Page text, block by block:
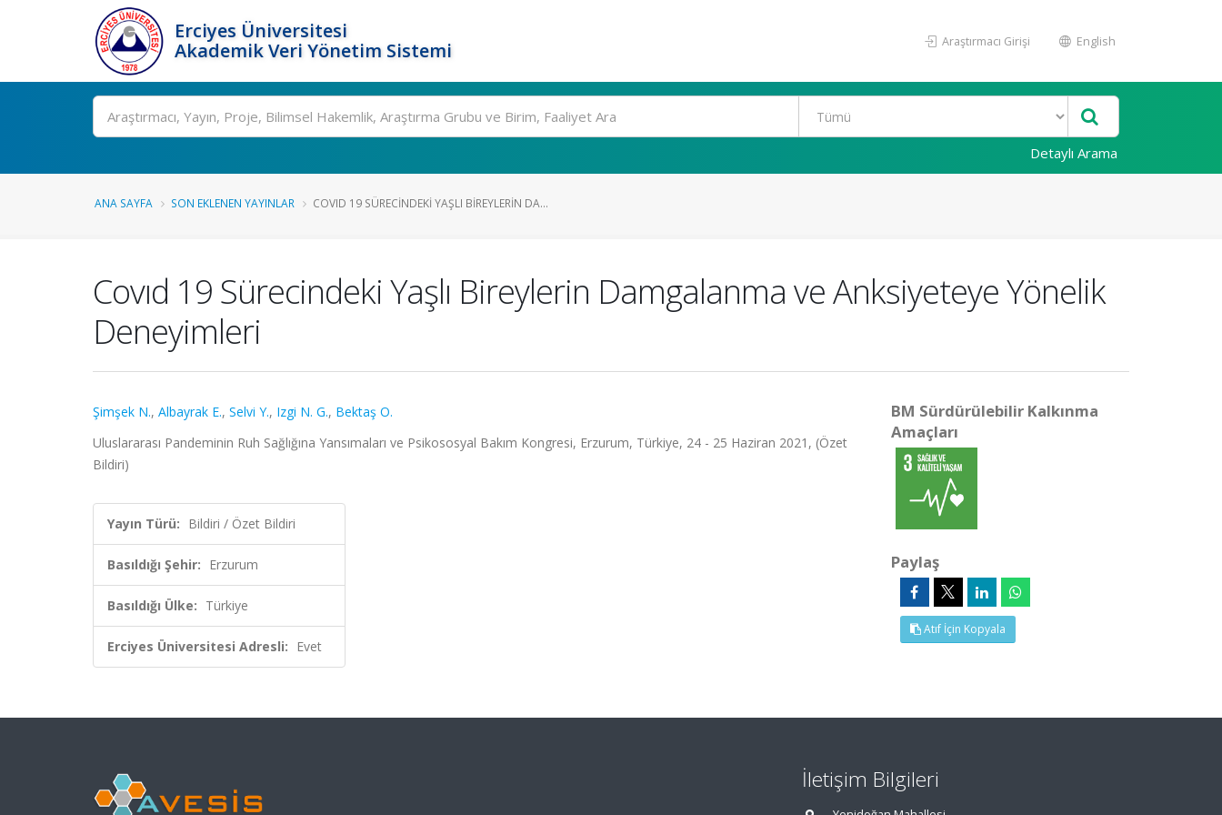
Erciyes Üniversitesi
Akademik Veri Yönetim Sistemi
Araştırmacı Girişi English
Ara
Detaylı Arama
ANA SAYFA SON EKLENEN YAYINLAR COVID 19 SÜRECINDEKI YAŞLI BIREYLERIN DA...
Covıd 19 Sürecindeki Yaşlı Bireylerin Damgalanma ve Anksiyeteye Yönelik
Deneyimleri
Şimşek N., Albayrak E., Selvi Y., Izgi N. G., Bektaş O.
Uluslararası Pandeminin Ruh Sağlığına Yansımaları ve Psikososyal Bakım Kongresi, Erzurum, Türkiye, 24 - 25 Haziran 2021, (Özet
Bildiri)
Yayın Türü: Bildiri / Özet Bildiri
Basıldığı Şehir: Erzurum
Basıldığı Ülke: Türkiye
Erciyes Üniversitesi Adresli: Evet
BM Sürdürülebilir Kalkınma
Amaçları
Paylaş
Atıf İçin Kopyala
İletişim Bilgileri